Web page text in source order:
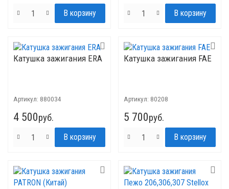
Катушка зажигания ERA
Артикул: 880034
4 500руб.
Катушка зажигания FAE
Артикул: 80208
5 700руб.